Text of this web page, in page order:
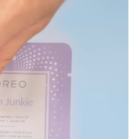
Erwartete Lieferung
Erwartete Lieferung
Erwartete Lieferung
Erwartete Lieferung